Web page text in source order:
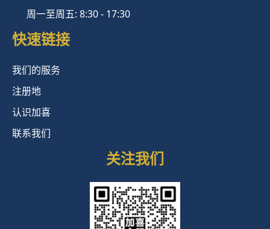
周一至周五: 8:30 - 17:30
快速链接
我们的服务
注册地
认识加喜
联系我们
关注我们